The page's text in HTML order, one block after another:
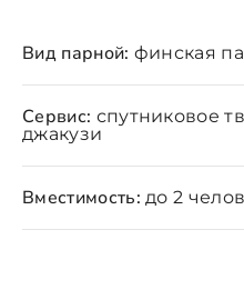
Вид парной: финская
Сервис: спутниковое
джакузи
Вместимость: до 2